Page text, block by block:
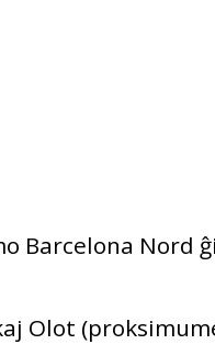
Barcelona Nord
Olot